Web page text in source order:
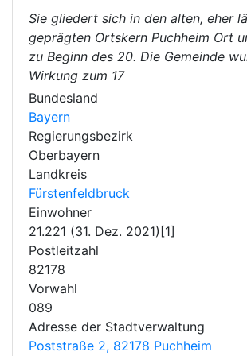
Sie gliedert sich in den alten, eher
geprägten Ortskern Puchheim Ort
zu Beginn des 20. Die Gemeinde
Wirkung zum 17
Bundesland
Bayern
Regierungsbezirk
Oberbayern
Landkreis
Fürstenfeldbruck
Einwohner
21.221 (31. Dez. 2021)[1]
Postleitzahl
82178
Vorwahl
089
Adresse der Stadtverwaltung
Poststraße 2, 82178 Puchheim